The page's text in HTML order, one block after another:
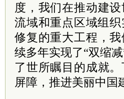
度，我们在推动建
流域和重点区域组
修复的重大工程，
续多年实现了“双缩
了世所瞩目的成就
屏障，推进美丽中国